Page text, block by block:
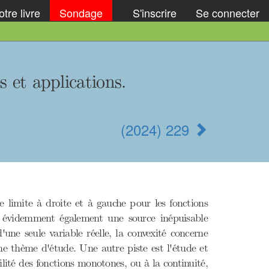
livre Sondage S'inscrire Se connecter
et applications.
(2024) 229
limite à droite et à gauche pour les fonctions
également une source inépuisable
seule variable réelle, la convexité concerne
thème d'étude. Une autre piste est l'étude et
des fonctions monotones, ou à la continuité,